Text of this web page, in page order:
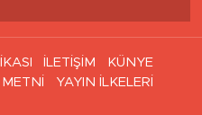
İLETİŞİM
KÜNYE
YAYIN İLKELERİ